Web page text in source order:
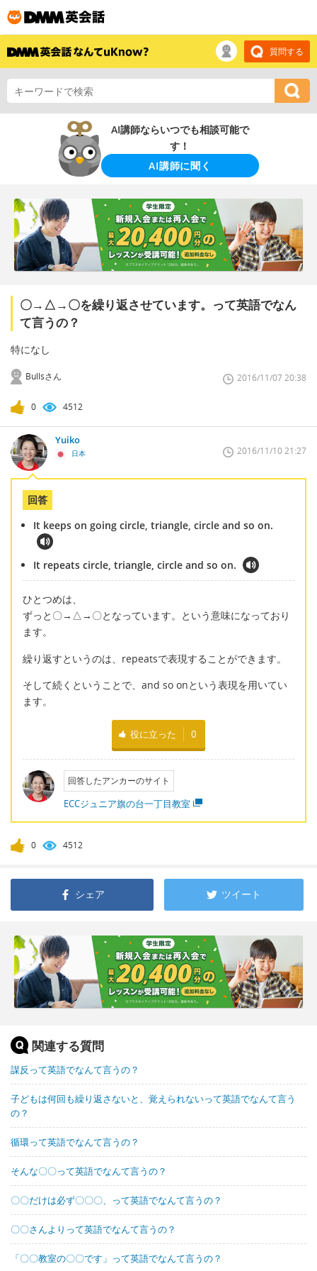
質問する
AI講師ならいつでも相談可能で
す！
AI講師に聞く
〇→△→〇を繰り返させています。って英語でなん
て言うの？
特になし
Bullsさん 2016/11/07 20:38
0 4512
Yuiko
日本 2016/11/10 21:27
回答
It keeps on going circle, triangle, circle and so on.
It repeats circle, triangle, circle and so on.
ひとつめは、
ずっと〇→△→〇となっています。という意味になっており
ます。
繰り返すというのは、repeatsで表現することができます。
そして続くということで、and so onという表現を用いてい
ます。
役に立った 0
回答したアンカーのサイト
ECCジュニア旗の台一丁目教室
0 4512
シェア ツイート
関連する質問
謀反って英語でなんて言うの？
子どもは何回も繰り返さないと、覚えられないって英語でなんて言う
の？
循環って英語でなんて言うの？
そんな〇〇って英語でなんて言うの？
〇〇だけは必ず〇〇〇、って英語でなんて言うの？
〇〇さんよりって英語でなんて言うの？
「〇〇教室の〇〇です」って英語でなんて言うの？